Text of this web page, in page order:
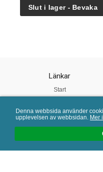
Denna webbsida använder
upplevelsen av webbsidan. Mer
Länkar
Start
Vår Kvalitet